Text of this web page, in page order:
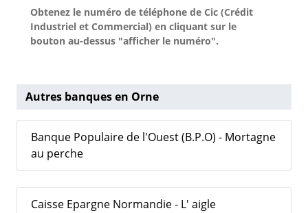
Obtenez le numéro de téléphone de Cic (Crédit
Industriel et Commercial) en cliquant sur le
bouton au-dessus "afficher le numéro".
Autres banques en Orne
Banque Populaire de l'Ouest (B.P.O) - Mortagne
au perche
Caisse Epargne Normandie - L' aigle